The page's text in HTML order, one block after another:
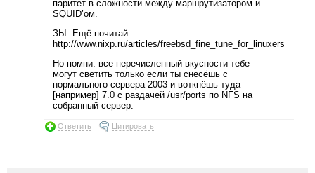
паритет в сложности между маршрутизатором и
SQUID’ом.
ЗЫ: Ещё почитай
http://www.nixp.ru/articles/freebsd_fine_tune_for_linuxers
Но помни: все перечисленный вкусности тебе
могут светить только если ты снесёшь с
нормального сервера 2003 и воткнёшь туда
[например] 7.0 с раздачей /usr/ports по NFS на
собранный сервер.
Ответить Цитировать